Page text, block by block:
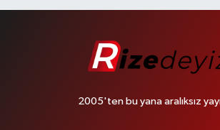
2005'ten bu yana aralıksız